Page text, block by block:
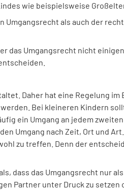
wie beispielsweise
Umgangsrecht als auch der
das Umgangsrecht nicht
Daher hat eine Regelung im
Bei kleineren Kindern
ein Umgang an jedem
Umgang nach Zeit, Ort und
zu treffen. Denn der
dass das Umgangsrecht nur
Partner unter Druck zu